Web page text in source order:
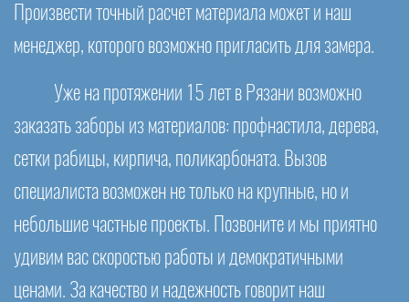
Произвести точный расчет материала может и наш
менеджер, которого возможно пригласить для замера.
Уже на протяжении 15 лет в Рязани возможно
заказать заборы из материалов: профнастила, дерева,
сетки рабицы, кирпича, поликарбоната. Вызов
специалиста возможен не только на крупные, но и
небольшие частные проекты. Позвоните и мы приятно
удивим вас скоростью работы и демократичными
ценами. За качество и надежность говорит наш